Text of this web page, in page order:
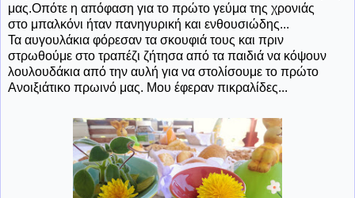
μας.Οπότε η απόφαση για το πρώτο γεύμα της χρονιάς
στο μπαλκόνι ήταν πανηγυρική και ενθουσιώδης...
Τα αυγουλάκια φόρεσαν τα σκουφιά τους και πριν
στρωθούμε στο τραπέζι ζήτησα από τα παιδιά να κόψουν
λουλουδάκια από την αυλή για να στολίσουμε το πρώτο
Ανοιξιάτικο πρωινό μας. Μου έφεραν πικραλίδες...